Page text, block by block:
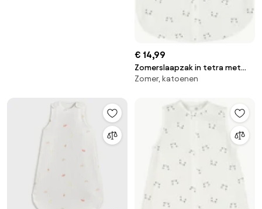
€ 14,99
Zomerslaapzak in tetra met
panda motiefjes, zomer
Zomer, katoenen